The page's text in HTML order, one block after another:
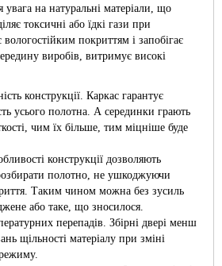
увага на натуральні матеріали, що
токсичні або їдкі гази при
покриттям і запобігає
виробів, витримує високі
конструкції. Каркас гарантує
усього полотна. А серединки грають
чим їх більше, тим міцніше буде
конструкції дозволяють
полотно, не ушкоджуючи
Таким чином можна без зусиль
або таке, що зносилося.
перепадів. Збірні двері менш
щільності матеріалу при зміні